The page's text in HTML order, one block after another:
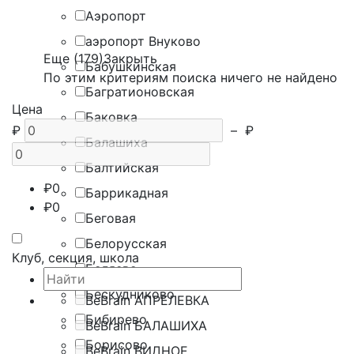
Аэропорт
аэропорт Внуково
Бабушкинская
Багратионовская
Баковка
Балашиха
Балтийская
Баррикадная
Беговая
Белорусская
Беляево
Бескудниково
Бибирево
Борисово
Еще (179)Закрыть
По этим критериям поиска ничего не найдено
Цена
₽
– ₽
₽0
₽0
Клуб, секция, школа
BeBrain АПРЕЛЕВКА
BeBrain БАЛАШИХА
BeBrain ВИДНОЕ